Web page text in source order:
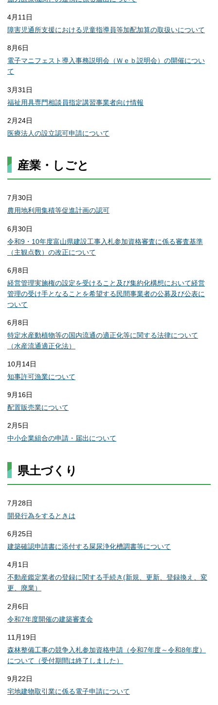
4月11日
障害児通所支援における児童指導員等加配加算の取扱いについて
8月6日
電子マニフェスト導入事務説明会（Ｗｅｂ説明会）の開催につい
て
3月31日
福祉用具専門相談員指定講習事業者向け情報
2月24日
医療法人の設立認可申請について
産業・しごと
7月30日
農用地利用集積等促進計画の認可
6月30日
令和9・10年度富山県建設工事入札参加資格審査に係る審査基準
（主観点数）の改正について
6月8日
経営管理実施権の設定を受けること及び集約化構想において経営
管理の受け手となることを希望する民間事業者の公募及び公表に
ついて
6月8日
特定水産動植物等の国内流通の適正化等に関する法律について
（水産流通適正化法）
10月14日
知事許可漁業について
9月16日
配置販売業について
2月5日
中小企業組合の申請・届出について
県土づくり
7月28日
開発行為をするときは
6月25日
建築確認申請書に添付する屎尿浄化槽調書等について
4月1日
不動産鑑定業者の登録に関する手続き(新規、更新、登録換え、変
更、廃業）
2月6日
令和7年度開催の建築審査会
11月19日
森林整備工事の競争入札参加資格申請（令和7年度～令和8年度）
について（受付期間は終了しました）
9月22日
宅地建物取引業に係る電子申請について